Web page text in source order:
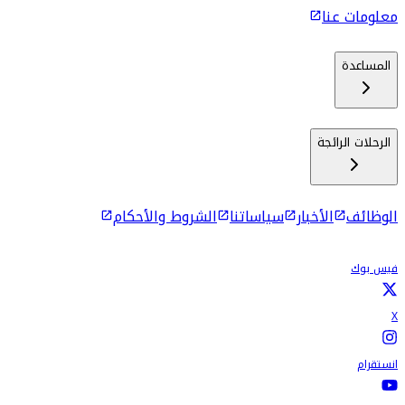
معلومات عنا
المساعدة
الرحلات الرائجة
الوظائف الأخبار سياساتنا الشروط والأحكام
فيس بوك
X
انستقرام